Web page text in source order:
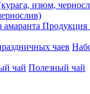
Продукция
Полезный чай